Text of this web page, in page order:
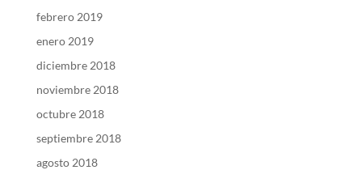
febrero 2019
enero 2019
diciembre 2018
noviembre 2018
octubre 2018
septiembre 2018
agosto 2018